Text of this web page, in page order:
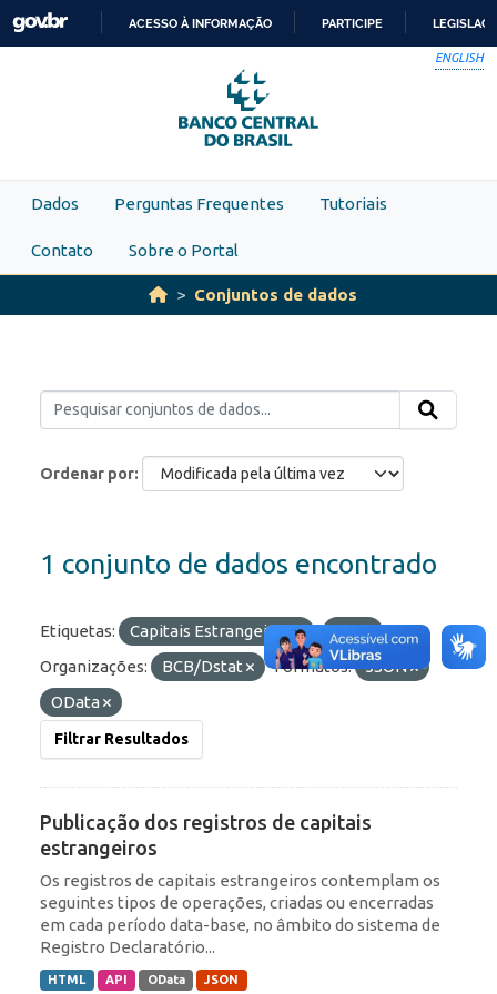
Skip to main content
PARA
O
CONTEÚDO
ACESSO À INFORMAÇÃO PARTICIPE
ENGLISH
Dados Perguntas Frequentes Tutoriais
Contato Sobre o Portal
Conjuntos de dados
Ordenar por
1 conjunto de dados encontrado
Etiquetas: Capitais Estrangeiros
IED
Organizações:
BCB/Dstat Formatos:
JSON
OData
Filtrar Resultados
Publicação dos registros de capitais
estrangeiros
Os registros de capitais estrangeiros contemplam os
seguintes tipos de operações, criadas ou encerradas
em cada período data-base, no âmbito do sistema de
Registro Declaratório...
HTML API OData JSON